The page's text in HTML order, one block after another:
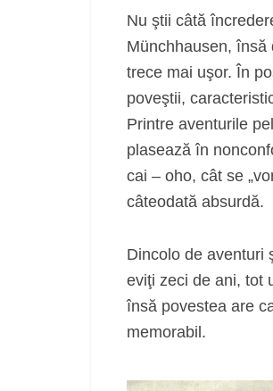
Nu ştii câtă
Münchhausen, însă
trece mai uşor. În
poveştii,
Printre aventurile
plasează în
cai – oho, cât se
câteodată absurdă.
Dincolo de aventuri
eviţi zeci de ani, tot
însă povestea are
memorabil.